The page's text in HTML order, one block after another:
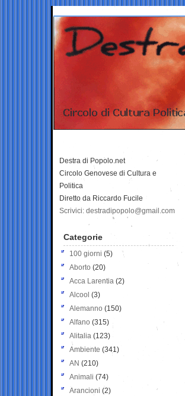
Destra di Popolo.net
Circolo Genovese di Cultura e
Politica
Diretto da Riccardo Fucile
Scrivici: destradipopolo@gmail.com
Categorie
100 giorni (5)
Aborto (20)
Acca Larentia (2)
Alcool (3)
Alemanno (150)
Alfano (315)
Alitalia (123)
Ambiente (341)
AN (210)
Animali (74)
Arancioni (2)